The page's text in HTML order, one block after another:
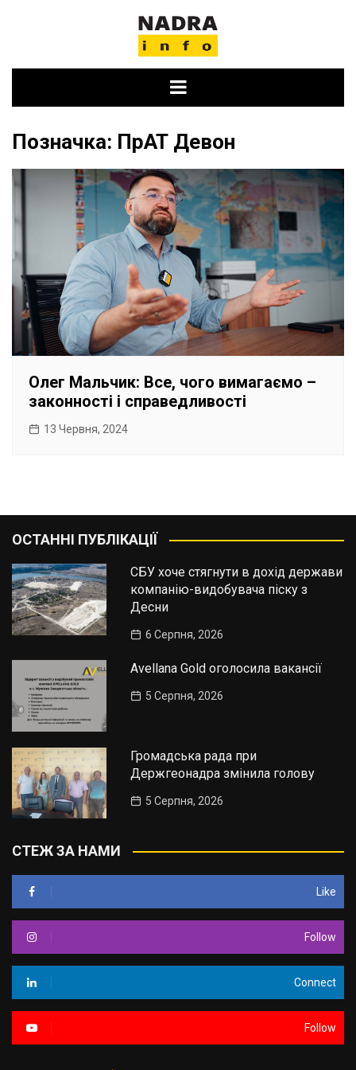
Позначка: ПрАТ Девон
Олег Мальчик: Все, чого вимагаємо –
законності і справедливості
13 Червня, 2024
ОСТАННІ ПУБЛІКАЦІЇ
СБУ хоче стягнути в дохід держави
компанію-видобувача піску з
Десни
6 Серпня, 2026
Avellana Gold оголосила вакансії
5 Серпня, 2026
Громадська рада при
Держгеонадра змінила голову
5 Серпня, 2026
СТЕЖ ЗА НАМИ
Like
Follow
Connect
Follow